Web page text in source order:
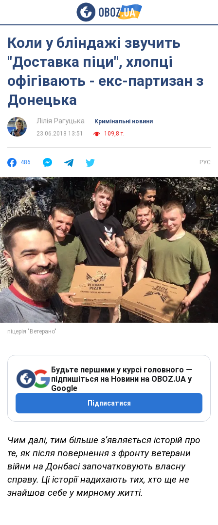
Коли у бліндажі звучить
"Доставка піци", хлопці
офігівають - екс-партизан з
Донецька
Лілія Рагуцька
Кримінальні новини
23.06.2018 13:51
109,8 т.
486 РУС
Будьте першими у курсі головного —
підпишіться на Новини на OBOZ.UA у
Google
Підписатися
Чим далі, тим більше з’являється історій про
те, як після повернення з фронту ветерани
війни на Донбасі започатковують власну
справу. Ці історії надихають тих, хто ще не
знайшов себе у мирному житті.